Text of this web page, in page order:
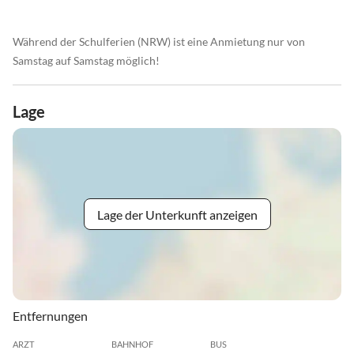
Während der Schulferien (NRW) ist eine Anmietung nur von
Samstag auf Samstag möglich!
Lage
Lage der Unterkunft anzeigen
Entfernungen
ARZT BAHNHOF BUS